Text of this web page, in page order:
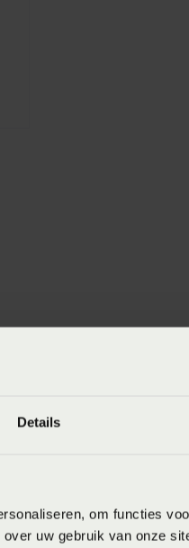
Details
om functies
uw gebruik van onze
product in de winkel